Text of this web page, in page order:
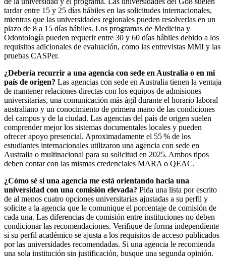
tardar entre 15 y 25 días hábiles en las solicitudes internacionales,
mientras que las universidades regionales pueden resolverlas en un
plazo de 8 a 15 días hábiles. Los programas de Medicina y
Odontología pueden requerir entre 30 y 60 días hábiles debido a los
requisitos adicionales de evaluación, como las entrevistas MMI y las
pruebas CASPer.
¿Debería recurrir a una agencia con sede en Australia o en mi
país de origen? Las agencias con sede en Australia tienen la ventaja
de mantener relaciones directas con los equipos de admisiones
universitarias, una comunicación más ágil durante el horario laboral
australiano y un conocimiento de primera mano de las condiciones
del campus y de la ciudad. Las agencias del país de origen suelen
comprender mejor los sistemas documentales locales y pueden
ofrecer apoyo presencial. Aproximadamente el 55 % de los
estudiantes internacionales utilizaron una agencia con sede en
Australia o multinacional para su solicitud en 2025. Ambos tipos
deben contar con las mismas credenciales MARA o QEAC.
¿Cómo sé si una agencia me está orientando hacia una
universidad con una comisión elevada? Pida una lista por escrito
de al menos cuatro opciones universitarias ajustadas a su perfil y
solicite a la agencia que le comunique el porcentaje de comisión de
cada una. Las diferencias de comisión entre instituciones no deben
condicionar las recomendaciones. Verifique de forma independiente
si su perfil académico se ajusta a los requisitos de acceso publicados
por las universidades recomendadas. Si una agencia le recomienda
una sola institución sin justificación, busque una segunda opinión.